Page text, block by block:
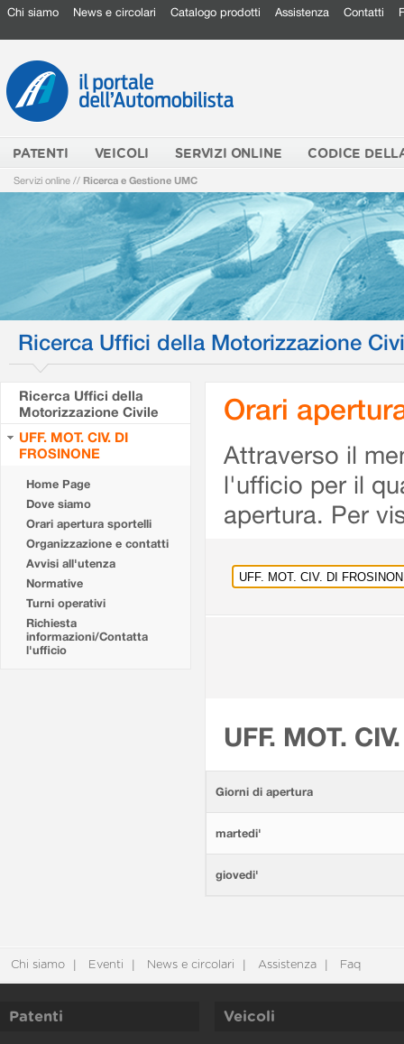
Chi siamo News e circolari Catalogo prodotti Assistenza Contatti
PATENTI VEICOLI SERVIZI ONLINE CODICE
Servizi online // Ricerca e Gestione UMC
Ricerca Uffici della Motorizzazione
Ricerca Uffici della
Motorizzazione Civile
UFF. MOT. CIV. DI
FROSINONE
Home Page
Dove siamo
Orari apertura sportelli
Organizzazione e contatti
Avvisi all'utenza
Normative
Turni operativi
Richiesta
informazioni/Contatta
l'ufficio
Orari
Attraverso il
l'ufficio per il
apertura. Per
UFF. MOT.
Giorni di apertura
martedi'
giovedi'
Chi siamo Eventi News e circolari Assistenza Faq
Patenti Veicoli